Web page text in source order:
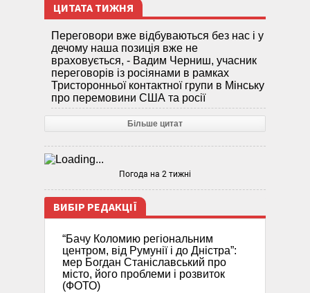
ЦИТАТА ТИЖНЯ
Переговори вже відбуваються без нас і у
дечому наша позиція вже не
враховується, - Вадим Черниш, учасник
переговорів із росіянами в рамках
Тристоронньої контактної групи в Мінську
про перемовини США та росії
Більше цитат
Погода на 2 тижні
ВИБІР РЕДАКЦІЇ
“Бачу Коломию регіональним
центром, від Румунії і до Дністра”:
мер Богдан Станіславський про
місто, його проблеми і розвиток
(ФОТО)